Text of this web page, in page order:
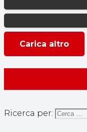
Carica altro
Ricerca per: